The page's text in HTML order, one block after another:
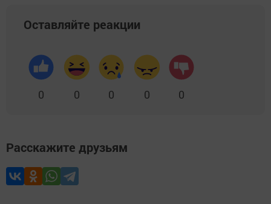
Оставляйте реакции
0 0 0 0 0
Расскажите друзьям